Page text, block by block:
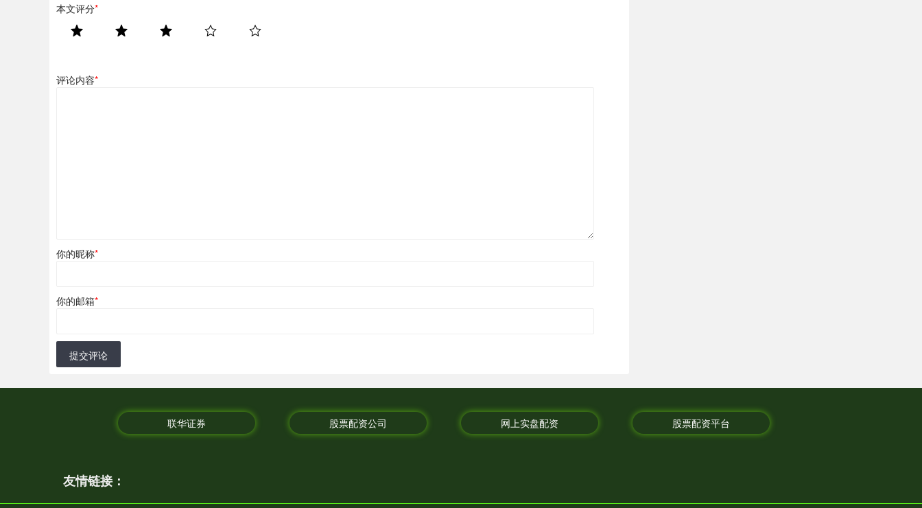
本文评分*
评论内容*
你的昵称*
你的邮箱*
提交评论
联华证券 股票配资公司 网上实盘配资 股票配资平台
友情链接：